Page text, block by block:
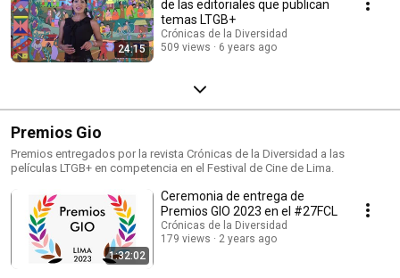
24:15
de las editoriales que publican
temas LTGB+
Crónicas de la Diversidad
509 views
6 years ago
Premios Gio
Premios entregados por la revista Crónicas de la Diversidad a las
películas LTGB+ en competencia en el Festival de Cine de Lima.
1:32:02
Ceremonia de entrega de
Premios GIO 2023 en el #27FCL
Crónicas de la Diversidad
179 views
2 years ago